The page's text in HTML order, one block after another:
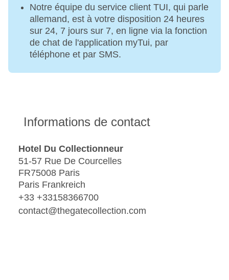
Notre équipe du service client TUI, qui parle
allemand, est à votre disposition 24 heures
sur 24, 7 jours sur 7, en ligne via la fonction
de chat de l'application myTui, par
téléphone et par SMS.
Informations de contact
Hotel Du Collectionneur
51-57 Rue De Courcelles
FR75008 Paris
Paris Frankreich
+33 +33158366700
contact@thegatecollection.com